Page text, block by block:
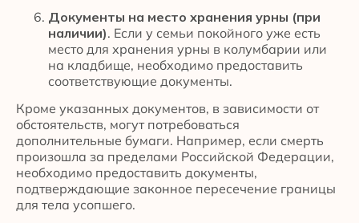
Документы на место хранения урны (при
наличии). Если у семьи покойного уже есть
место для хранения урны в колумбарии или
на кладбище, необходимо предоставить
соответствующие документы.
Кроме указанных документов, в зависимости от
обстоятельств, могут потребоваться
дополнительные бумаги. Например, если смерть
произошла за пределами Российской Федерации,
необходимо предоставить документы,
подтверждающие законное пересечение границы
для тела усопшего.